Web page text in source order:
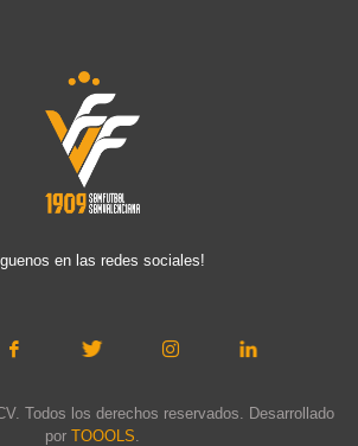
en las redes sociales!
Todos los derechos reservados. Desarrollado
por TOOOLS.